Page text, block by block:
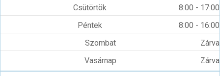
Csütörtök
8:00 - 17:00
Péntek
8:00 - 16:00
Szombat
Zárva
Vasárnap
Zárva